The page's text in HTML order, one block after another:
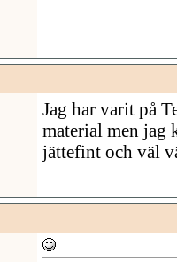
Jag har varit på
material men jag
jättefint och väl